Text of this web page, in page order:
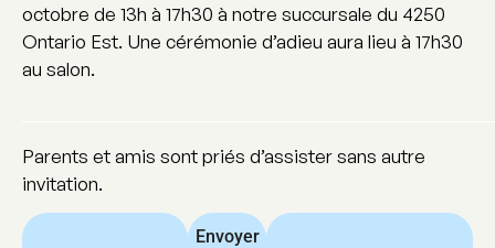
octobre de 13h à 17h30 à notre succursale du 4250
Ontario Est. Une cérémonie d’adieu aura lieu à 17h30
au salon.
Parents et amis sont priés d’assister sans autre
invitation.
Envoyer